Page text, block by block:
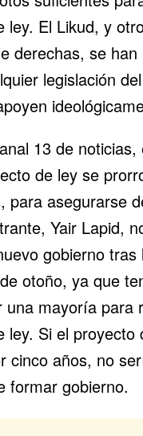
ley. El Likud, y
derechas, se
legislación
13 de
de ley se
para asegurarse
Yair Lapid,
gobierno tras
otoño, ya que
una mayoría para
ley. Si el proyecto
cinco años, no
formar gobierno.